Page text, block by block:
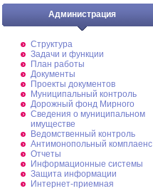
Администрация
Структура
Задачи и функции
План работы
Документы
Проекты документов
Муниципальный контроль
Дорожный фонд Мирного
Cведения о муниципальном
имуществе
Ведомственный контроль
Антимонопольный комплаенс
Отчеты
Информационные системы
Защита информации
Интернет-приемная